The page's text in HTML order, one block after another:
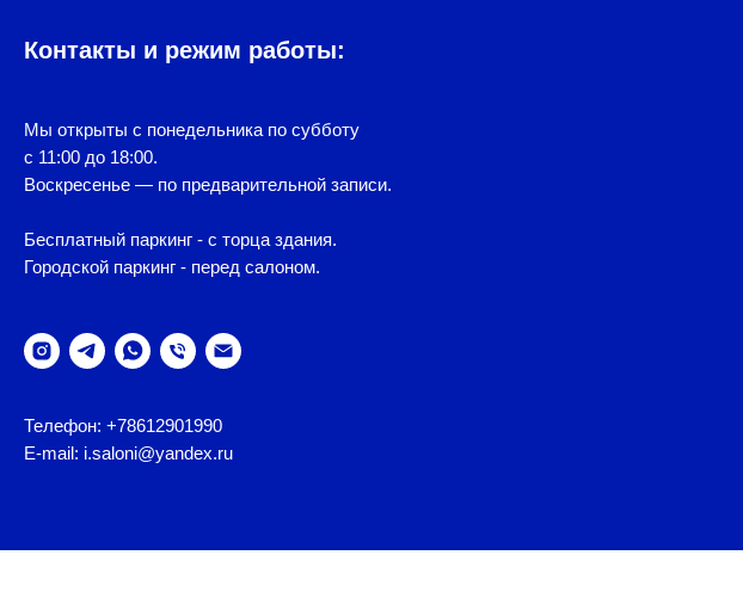
Контакты и режим работы:
Мы открыты с понедельника по субботу
с 11:00 до 18:00.
Воскресенье — по предварительной записи.
Бесплатный паркинг - с торца здания.
Городской паркинг - перед салоном.
Телефон: +78612901990
E-mail: i.saloni@yandex.ru